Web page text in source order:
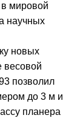
мировой
научных
новых
весовой
позволил
до 3 м и
планера